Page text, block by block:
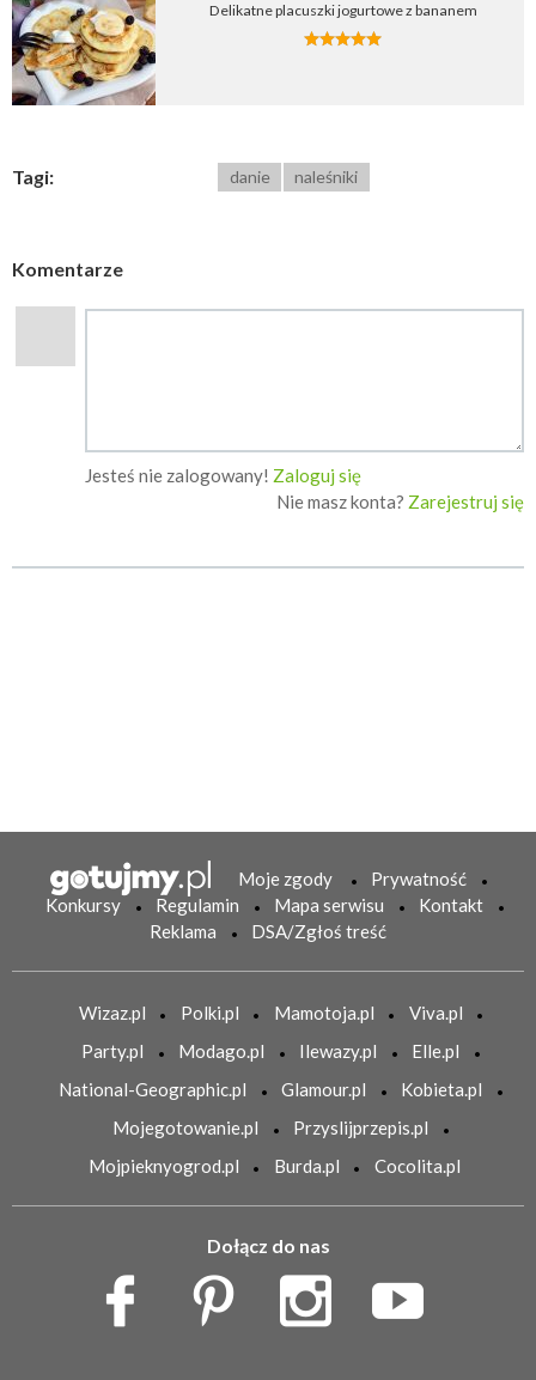
Delikatne placuszki jogurtowe z bananem
Tagi: danie naleśniki
Komentarze
Jesteś nie zalogowany! Zaloguj się
Nie masz konta? Zarejestruj się
Moje zgody
Prywatność
Konkursy
Regulamin Mapa serwisu
Kontakt
Reklama
DSA/Zgłoś treść
Wizaz.pl Polki.pl Mamotoja.pl
Viva.pl
Party.pl
Modago.pl Ilewazy.pl
Elle.pl
National-Geographic.pl
Glamour.pl
Kobieta.pl
Mojegotowanie.pl
Przyslijprzepis.pl
Mojpieknyogrod.pl
Burda.pl Cocolita.pl
Dołącz do nas